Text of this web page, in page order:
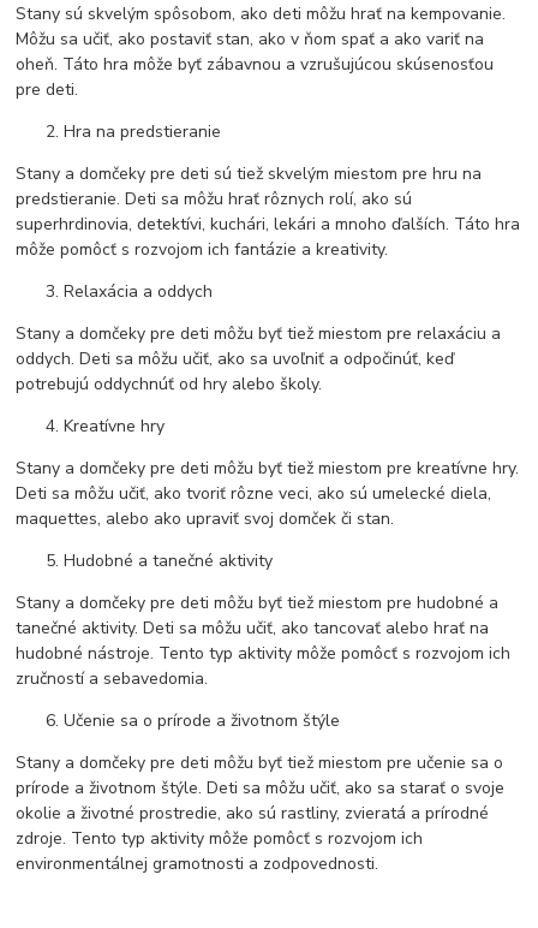
Stany sú skvelým spôsobom, ako deti môžu hrať na kempovanie.
Môžu sa učiť, ako postaviť stan, ako v ňom spať a ako variť na
oheň. Táto hra môže byť zábavnou a vzrušujúcou skúsenosťou
pre deti.
Hra na predstieranie
Stany a domčeky pre deti sú tiež skvelým miestom pre hru na
predstieranie. Deti sa môžu hrať rôznych rolí, ako sú
superhrdinovia, detektívi, kuchári, lekári a mnoho ďalších. Táto hra
môže pomôcť s rozvojom ich fantázie a kreativity.
Relaxácia a oddych
Stany a domčeky pre deti môžu byť tiež miestom pre relaxáciu a
oddych. Deti sa môžu učiť, ako sa uvoľniť a odpočinúť, keď
potrebujú oddychnúť od hry alebo školy.
Kreatívne hry
Stany a domčeky pre deti môžu byť tiež miestom pre kreatívne hry.
Deti sa môžu učiť, ako tvoriť rôzne veci, ako sú umelecké diela,
maquettes, alebo ako upraviť svoj domček či stan.
Hudobné a tanečné aktivity
Stany a domčeky pre deti môžu byť tiež miestom pre hudobné a
tanečné aktivity. Deti sa môžu učiť, ako tancovať alebo hrať na
hudobné nástroje. Tento typ aktivity môže pomôcť s rozvojom ich
zručností a sebavedomia.
Učenie sa o prírode a životnom štýle
Stany a domčeky pre deti môžu byť tiež miestom pre učenie sa o
prírode a životnom štýle. Deti sa môžu učiť, ako sa starať o svoje
okolie a životné prostredie, ako sú rastliny, zvieratá a prírodné
zdroje. Tento typ aktivity môže pomôcť s rozvojom ich
environmentálnej gramotnosti a zodpovednosti.